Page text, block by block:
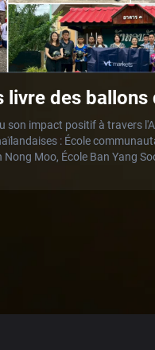
livre des ballons
écoles en
son impact positif à travers
: École
Moo, École Ban Yang